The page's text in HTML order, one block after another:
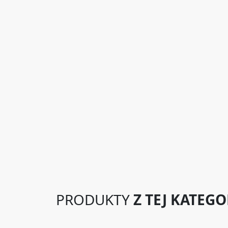
PRODUKTYZ TEJ